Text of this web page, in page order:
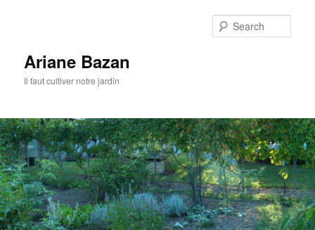
Ariane Bazan
Il faut cultiver notre jardin